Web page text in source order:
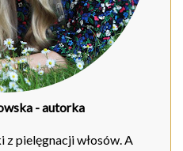
- autorka
pielęgnacji włosów. A